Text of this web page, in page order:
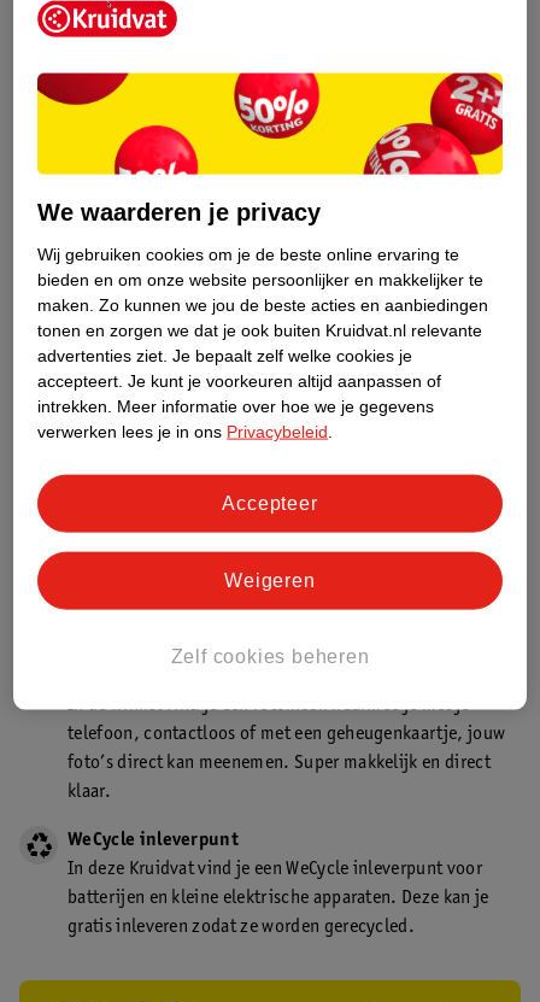
Kruidvat is een erkend specialist in
zelfzorg, ook online. Wat je
gezondheidsvraag ook is, stel hem aan
Stel je gezondheidsvraag
Ook in deze winkel
Kruidvat.nl ophaalpunt
Laat je bestelling snel en gemakkelijk bezorgen in de
Kruidvat is een gecertificeerd drogist. Dit betekent dat je
In de winkel vind je een fotokiosk waarmee je met je
telefoon, contactloos of met een geheugenkaartje, jouw
foto’s direct kan meenemen. Super makkelijk en direct
klaar.
WeCycle inleverpunt
In deze Kruidvat vind je een WeCycle inleverpunt voor
batterijen en kleine elektrische apparaten. Deze kan je
gratis inleveren zodat ze worden gerecycled.
We waarderen je privacy
Wij gebruiken cookies om je de beste online ervaring te
bieden en om onze website persoonlijker en makkelijker te
maken. Zo kunnen we jou de beste acties en aanbiedingen
tonen en zorgen we dat je ook buiten Kruidvat.nl relevante
advertenties ziet. Je bepaalt zelf welke cookies je
accepteert. Je kunt je voorkeuren altijd aanpassen of
intrekken.
Meer informatie over hoe we je gegevens
verwerken lees je in ons Privacybeleid
Zelf cookies beheren
Weigeren
Accepteer